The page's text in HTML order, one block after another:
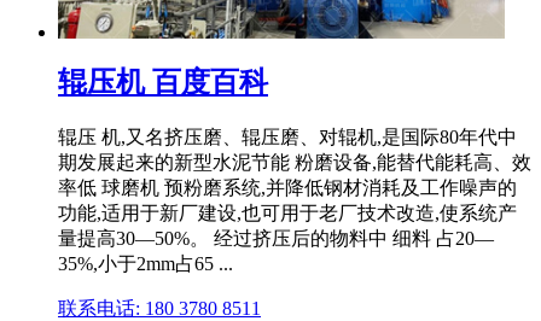
辊压机 百度百科
辊压 机,又名挤压磨、辊压磨、对辊机,是国际80年代中
期发展起来的新型水泥节能 粉磨设备,能替代能耗高、效
率低 球磨机 预粉磨系统,并降低钢材消耗及工作噪声的
功能,适用于新厂建设,也可用于老厂技术改造,使系统产
量提高30—50%。 经过挤压后的物料中 细料 占20—
35%,小于2mm占65 ...
联系电话: 180 3780 8511